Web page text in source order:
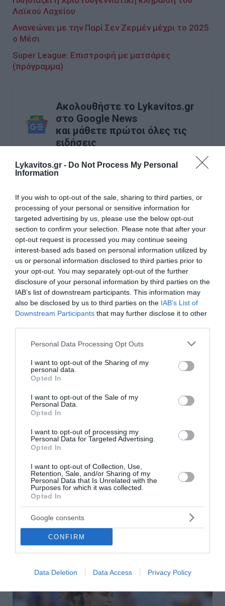
Lykavitos.gr - Do Not Process My Personal
Information
If you wish to opt-out of the sale, sharing to third parties, or
processing of your personal or sensitive information for
targeted advertising by us, please use the below opt-out
section to confirm your selection. Please note that after your
opt-out request is processed you may continue seeing
interest-based ads based on personal information utilized by
us or personal information disclosed to third parties prior to
your opt-out. You may separately opt-out of the further
disclosure of your personal information by third parties on the
IAB’s list of downstream participants. This information may
also be disclosed by us to third parties on the IAB’s List of
Downstream Participants that may further disclose it to other
Please note that this website/app uses one or more Google
not limited to your visit or usage behaviour. You may click to
grant or deny consent to Google and its third-party tags to
use your data for below specified purposes in below Google
consent section.
Personal Data Processing Opt Outs
I want to opt-out of the Sharing of my
personal data.
Opted In
I want to opt-out of the Sale of my
Personal Data.
Opted In
I want to opt-out of processing my
Personal Data for Targeted Advertising.
Opted In
I want to opt-out of Collection, Use,
Retention, Sale, and/or Sharing of my
Personal Data that Is Unrelated with the
Purposes for which it was collected.
Opted In
Google consents
CONFIRM
Data Deletion Data Access Privacy Policy
Λαϊκού Λαχείου
Ανανεώνει με την Παρί Σεν Ζερμέν μέχρι το 2025
ο Μέσι
Super League: Επιστροφή με ματσάρες
(πρόγραμμα)
Ακολουθήστε το Lykavitos.gr
στο Google News
και μάθετε πρώτοι όλες τις
ειδήσεις
Ροή ειδήσεων
Πώς το πράσινο τσάι μπορεί να υποστηρίξει την υγεία
του ήπατος
Υψηλή χοληστερίνη: Οι τροφές που πρέπει να
αποφεύγουμε
Σύλληψη γυναίκας για την φωτιά στη Σκύρο
Ρόδος: Στο νοσοκομείο διακομίστηκε ναυτικός που
τραυματίστηκε κατά τη πρόσδεση πλοίου στο λιμάνι
Δύο ακόμη αποχωρήσεις από το κόμμα Καρυστιανού με
Δυσκόλεψε η πρόκριση για τον ΠΑΟΚ – Ήττα 1-0 από την
Άντερλεχτ στην Τούμπα
κατηγορούμενη που είχε συλληφθεί στο Λονδίνο
Πέθανε το λευκό κουτάβι που είχε γίνει μέλος αγέλης
Τεχεράνη: Πιθανός ο αποκλεισμός των Στενών του
Ορμούζ για «εχθρικά» πλοία – Σκέψεις για επιβολή
προστίμων έως 20% του φορτίου
ΟΛΕΣ ΟΙ ΕΙΔΗΣΕΙΣ →
διαβάστε ακόμη